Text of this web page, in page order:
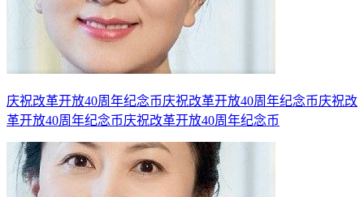
庆祝改革开放40周年纪念币庆祝改革开放40周年纪念币庆祝改
革开放40周年纪念币庆祝改革开放40周年纪念币